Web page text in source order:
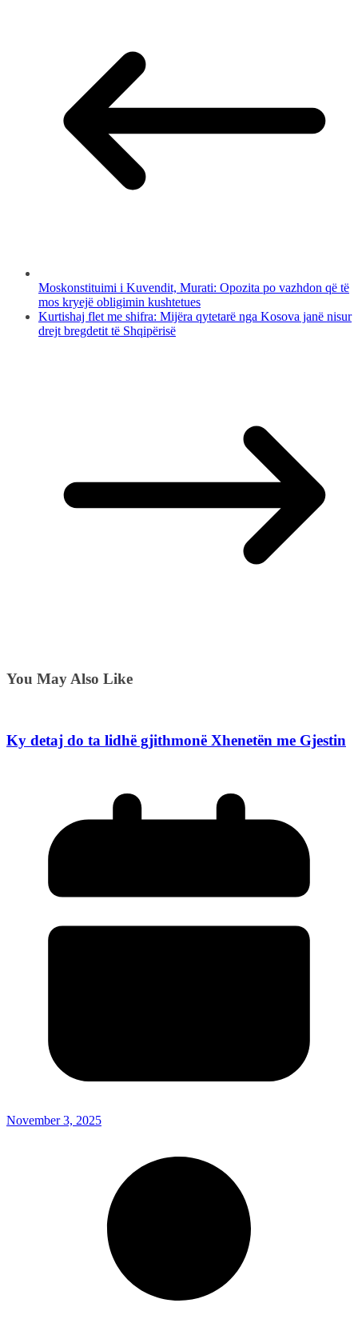
Moskonstituimi i Kuvendit, Murati: Opozita po vazhdon që të
mos kryejë obligimin kushtetues
Kurtishaj flet me shifra: Mijëra qytetarë nga Kosova janë nisur
drejt bregdetit të Shqipërisë
You May Also Like
Ky detaj do ta lidhë gjithmonë Xhenetën me Gjestin
November 3, 2025